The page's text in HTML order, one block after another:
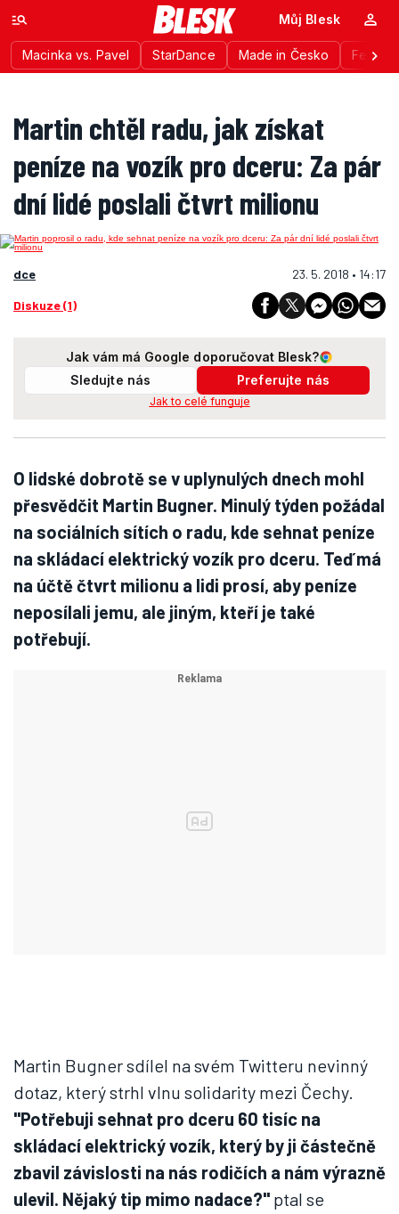
Macinka vs. Pavel StarDance Made in Česko
Můj Blesk
Martin chtěl radu, jak získat
peníze na vozík pro dceru: Za pár
dní lidé poslali čtvrt milionu
dce 23. 5. 2018 • 14:17
Diskuze (1)
Jak vám má Google doporučovat Blesk?
Sledujte nás
Preferujte nás
Jak to celé funguje
O lidské dobrotě se v uplynulých dnech mohl
přesvědčit Martin Bugner. Minulý týden požádal
na sociálních sítích o radu, kde sehnat peníze
na skládací elektrický vozík pro dceru. Teď má
na účtě čtvrt milionu a lidi prosí, aby peníze
neposílali jemu, ale jiným, kteří je také
potřebují.
Martin Bugner sdílel na svém Twitteru nevinný
dotaz, který strhl vlnu solidarity mezi Čechy.
"Potřebuji sehnat pro dceru 60 tisíc na
skládací elektrický vozík, který by ji částečně
zbavil závislosti na nás rodičích a nám výrazně
ulevil. Nějaký tip mimo nadace?" ptal se